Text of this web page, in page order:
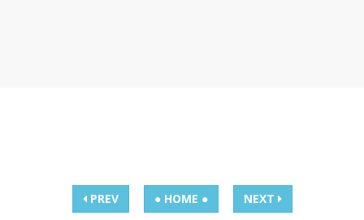
PREV ● HOME ● NEXT